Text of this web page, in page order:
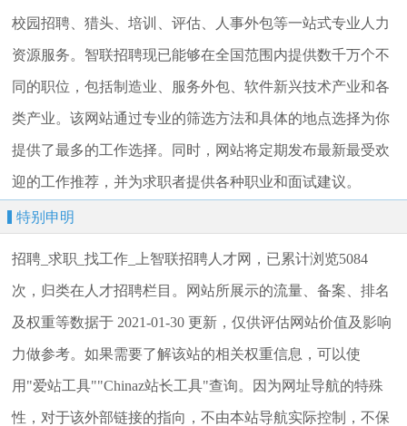
校园招聘、猎头、培训、评估、人事外包等一站式专业人力
资源服务。智联招聘现已能够在全国范围内提供数千万个不
同的职位，包括制造业、服务外包、软件新兴技术产业和各
类产业。该网站通过专业的筛选方法和具体的地点选择为你
提供了最多的工作选择。同时，网站将定期发布最新最受欢
迎的工作推荐，并为求职者提供各种职业和面试建议。
特别申明
招聘_求职_找工作_上智联招聘人才网，已累计浏览5084
次，归类在人才招聘栏目。网站所展示的流量、备案、排名
及权重等数据于 2021-01-30 更新，仅供评估网站价值及影响
力做参考。如果需要了解该站的相关权重信息，可以使
用"爱站工具""Chinaz站长工具"查询。因为网址导航的特殊
性，对于该外部链接的指向，不由本站导航实际控制，不保